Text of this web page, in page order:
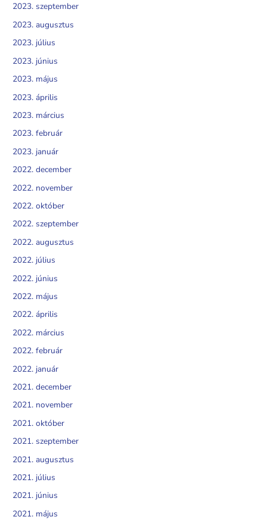
2023. szeptember
2023. augusztus
2023. július
2023. június
2023. május
2023. április
2023. március
2023. február
2023. január
2022. december
2022. november
2022. október
2022. szeptember
2022. augusztus
2022. július
2022. június
2022. május
2022. április
2022. március
2022. február
2022. január
2021. december
2021. november
2021. október
2021. szeptember
2021. augusztus
2021. július
2021. június
2021. május